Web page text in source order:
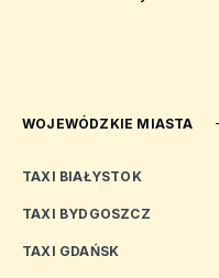
WOJEWÓDZKIE MIASTA
TAXI BIAŁYSTOK
TAXI BYDGOSZCZ
TAXI GDAŃSK